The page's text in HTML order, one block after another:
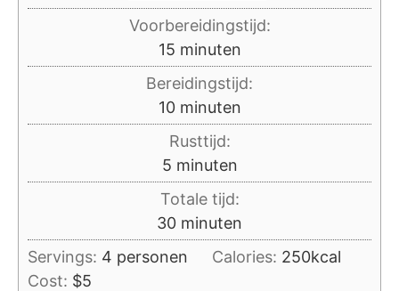
Voorbereidingstijd:
15minuten
minuten
Bereidingstijd:
10minuten
minuten
Rusttijd:
5minuten
minuten
Totale tijd:
30minuten
minuten
Servings: 4 personen Calories: 250kcal
Cost: $5